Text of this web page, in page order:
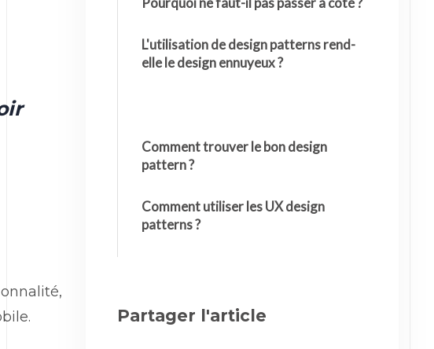
L'utilisation de design patterns rend-
elle le design ennuyeux ?
Comment trouver le bon design
pattern ?
Comment utiliser les UX design
patterns ?
Partager l'article